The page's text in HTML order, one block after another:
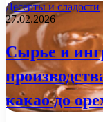
Десерты и сладости
27.02.2026
Сырье и
какао до